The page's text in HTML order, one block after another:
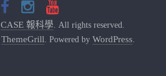
CASE 報科學. All rights reserved.
ThemeGrill . Powered by WordPress.